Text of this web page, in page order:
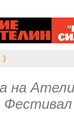
на
Фестивал